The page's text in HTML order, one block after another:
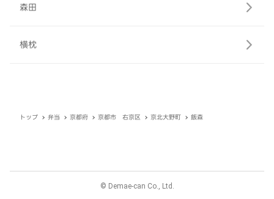
森田
横枕
トップ 弁当 京都府 京都市 右京区 京北大野町 飯森
© Demae-can Co., Ltd.